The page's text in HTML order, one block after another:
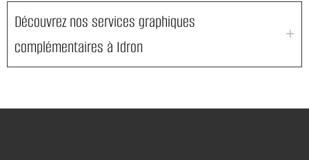
Découvrez nos services graphiques
complémentaires à Idron